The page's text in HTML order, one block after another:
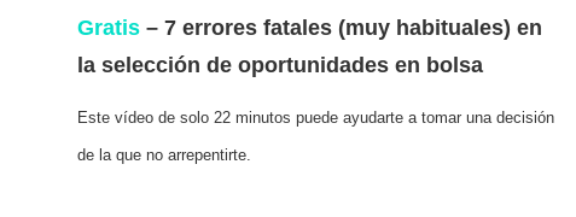
Gratis– 7 errores fatales (muy habituales) en
la selección de oportunidades en bolsa
Este vídeo de solo 22 minutos puede ayudarte a tomar una decisión
de la que no arrepentirte.